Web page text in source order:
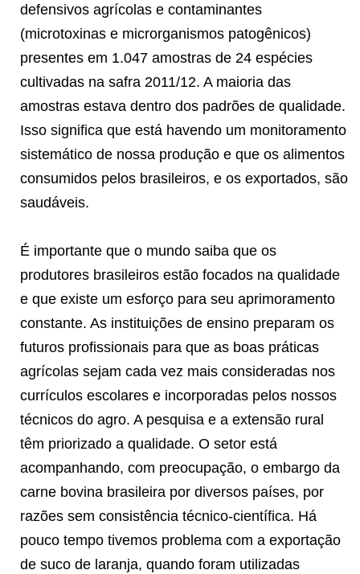
defensivos agrícolas e contaminantes
(microtoxinas e microrganismos patogênicos)
presentes em 1.047 amostras de 24 espécies
cultivadas na safra 2011/12. A maioria das
amostras estava dentro dos padrões de qualidade.
Isso significa que está havendo um monitoramento
sistemático de nossa produção e que os alimentos
consumidos pelos brasileiros, e os exportados, são
saudáveis.
É importante que o mundo saiba que os
produtores brasileiros estão focados na qualidade
e que existe um esforço para seu aprimoramento
constante. As instituições de ensino preparam os
futuros profissionais para que as boas práticas
agrícolas sejam cada vez mais consideradas nos
currículos escolares e incorporadas pelos nossos
técnicos do agro. A pesquisa e a extensão rural
têm priorizado a qualidade. O setor está
acompanhando, com preocupação, o embargo da
carne bovina brasileira por diversos países, por
razões sem consistência técnico-científica. Há
pouco tempo tivemos problema com a exportação
de suco de laranja, quando foram utilizadas